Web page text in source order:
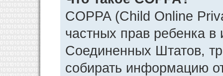
COPPA (Child Online
частных прав ребенка в
Соединенных Штатов,
собирать информацию